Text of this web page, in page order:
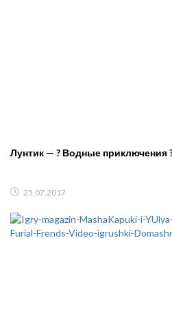
Лунтик — ? Водные приключения
25.07.2017